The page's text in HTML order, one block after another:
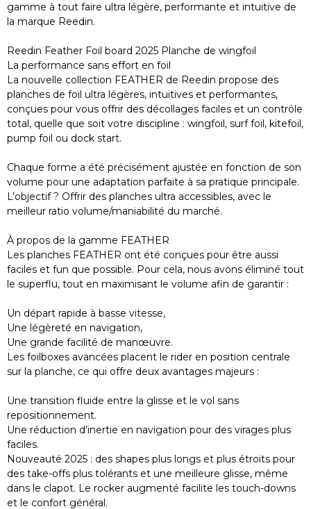
gamme à tout faire ultra légère, performante et intuitive de
la marque Reedin.
Reedin Feather Foil board 2025 Planche de wingfoil
La performance sans effort en foil
La nouvelle collection FEATHER de Reedin propose des
planches de foil ultra légères, intuitives et performantes,
conçues pour vous offrir des décollages faciles et un contrôle
total, quelle que soit votre discipline : wingfoil, surf foil, kitefoil,
pump foil ou dock start.
Chaque forme a été précisément ajustée en fonction de son
volume pour une adaptation parfaite à sa pratique principale.
L’objectif ? Offrir des planches ultra accessibles, avec le
meilleur ratio volume/maniabilité du marché.
À propos de la gamme FEATHER
Les planches FEATHER ont été conçues pour être aussi
faciles et fun que possible. Pour cela, nous avons éliminé tout
le superflu, tout en maximisant le volume afin de garantir :
Un départ rapide à basse vitesse,
Une légèreté en navigation,
Une grande facilité de manœuvre.
Les foilboxes avancées placent le rider en position centrale
sur la planche, ce qui offre deux avantages majeurs :
Une transition fluide entre la glisse et le vol sans
repositionnement.
Une réduction d’inertie en navigation pour des virages plus
faciles.
Nouveauté 2025 : des shapes plus longs et plus étroits pour
des take-offs plus tolérants et une meilleure glisse, même
dans le clapot. Le rocker augmenté facilite les touch-downs
et le confort général.